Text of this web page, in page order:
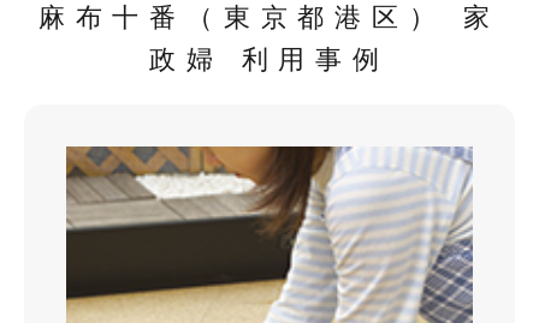
麻布十番（東京都港区） 家
政婦 利用事例